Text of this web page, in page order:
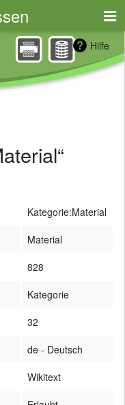
Hilfe
Kategorie:Material
Material
828
Kategorie
32
de - Deutsch
Wikitext